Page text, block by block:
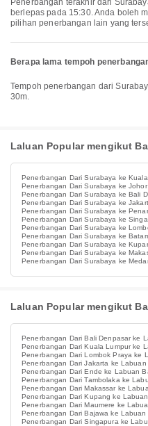
Penerbangan terakhir dari Surabaya ke Labuan Bajo dengan Super Air Jet
berlepas pada 15:30. Anda boleh
pilihan penerbangan lain yang
Berapa lama tempoh
Tempoh penerbangan dari Surabaya ke Labuan Bajo adalah kira-kira 1j
30m.
Laluan Popular mengikut
Penerbangan Dari Surabaya ke
Penerbangan Dari Surabaya ke Johor
Penerbangan Dari Surabaya ke Bali
Penerbangan Dari Surabaya ke
Penerbangan Dari Surabaya ke
Penerbangan Dari Surabaya ke
Penerbangan Dari Surabaya ke
Penerbangan Dari Surabaya ke
Penerbangan Dari Surabaya ke
Penerbangan Dari Surabaya ke
Penerbangan Dari Surabaya ke
Laluan Popular mengikut
Penerbangan Dari Bali Denpasar ke
Penerbangan Dari Kuala Lumpur ke
Penerbangan Dari Lombok Praya ke
Penerbangan Dari Jakarta ke Labuan
Penerbangan Dari Ende ke Labuan
Penerbangan Dari Tambolaka ke
Penerbangan Dari Makassar ke
Penerbangan Dari Kupang ke
Penerbangan Dari Maumere ke
Penerbangan Dari Bajawa ke Labuan
Penerbangan Dari Singapura ke